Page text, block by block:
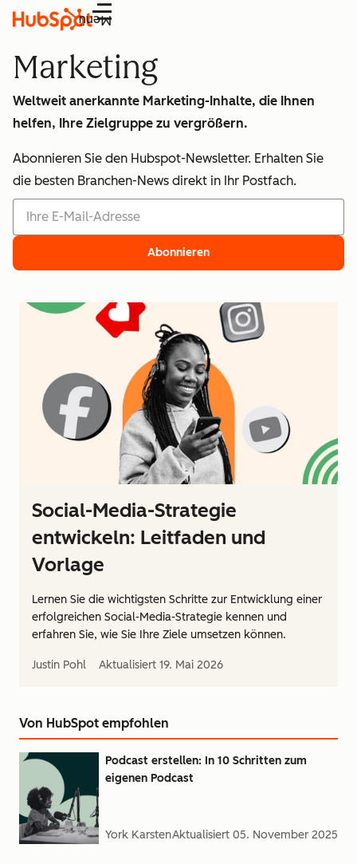
Menü
Marketing
Weltweit anerkannte Marketing-Inhalte, die Ihnen
helfen, Ihre Zielgruppe zu vergrößern.
Abonnieren Sie den Hubspot-Newsletter. Erhalten Sie
die besten Branchen-News direkt in Ihr Postfach.
Abonnieren
Social-Media-Strategie
entwickeln: Leitfaden und
Vorlage
Lernen Sie die wichtigsten Schritte zur Entwicklung einer
erfolgreichen Social-Media-Strategie kennen und
erfahren Sie, wie Sie Ihre Ziele umsetzen können.
Justin Pohl Aktualisiert 19. Mai 2026
Von HubSpot empfohlen
Podcast erstellen: In 10 Schritten zum
eigenen Podcast
York KarstenAktualisiert 05. November 2025